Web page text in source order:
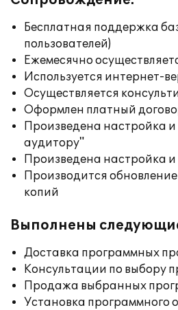
Бесплатная поддержка
пользователей)
Ежемесячно
Используется интернет-
Осуществляется
Оформлен платный
Произведена настройка
аудитору"
Произведена настройка и
Производится
копий
Выполнены
Доставка программных
Консультации по выбору
Продажа выбранных
Установка программного